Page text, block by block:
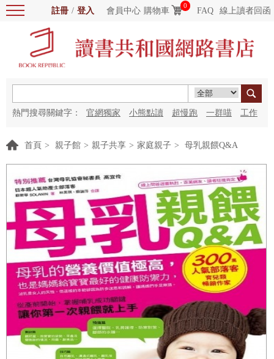
註冊 / 登入 會員中心 購物車
0
FAQ 線上讀者回函
熱門搜尋關鍵字： 官網獨家 小熊點讀 超慢跑 一群喵 工作
首頁 > 親子館 > 親子共享 > 家庭親子 > 母乳親餵Q&A